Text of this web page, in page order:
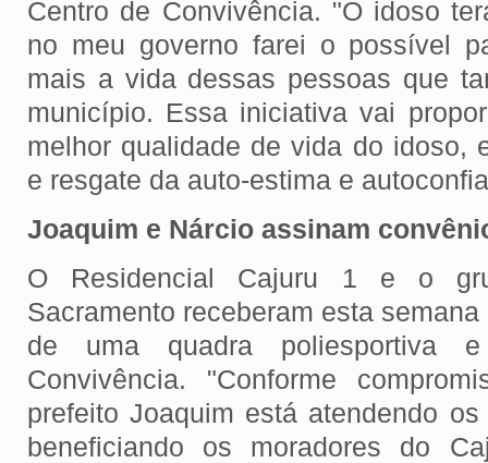
Centro de Convivência. "O idoso
no meu governo farei o possível
mais a vida dessas pessoas que
município. Essa iniciativa vai
melhor qualidade de vida do idoso,
e resgate da auto-estima e
Joaquim e Nárcio assinam
O Residencial Cajuru 1 e o
Sacramento receberam esta
de uma quadra poliesportiva
Convivência. "Conforme
prefeito Joaquim está atendendo
beneficiando os moradores do